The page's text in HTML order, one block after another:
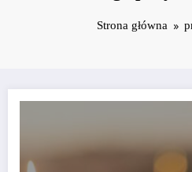
Strona główna